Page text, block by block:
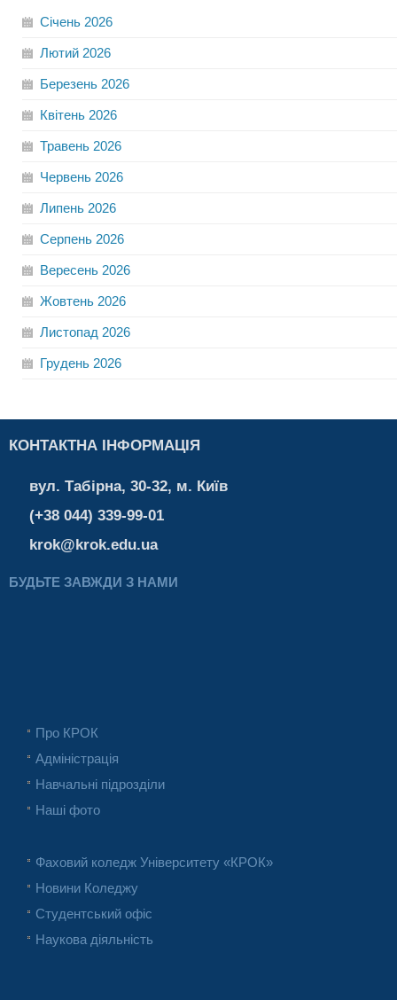
Січень 2026
Лютий 2026
Березень 2026
Квітень 2026
Травень 2026
Червень 2026
Липень 2026
Серпень 2026
Вересень 2026
Жовтень 2026
Листопад 2026
Грудень 2026
КОНТАКТНА ІНФОРМАЦІЯ
вул. Табірна, 30-32, м. Київ
(+38 044) 339-99-01
krok@krok.edu.ua
БУДЬТЕ ЗАВЖДИ З НАМИ
Про КРОК
Адміністрація
Навчальні підрозділи
Наші фото
Фаховий коледж Університету «КРОК»
Новини Коледжу
Студентський офіс
Наукова діяльність